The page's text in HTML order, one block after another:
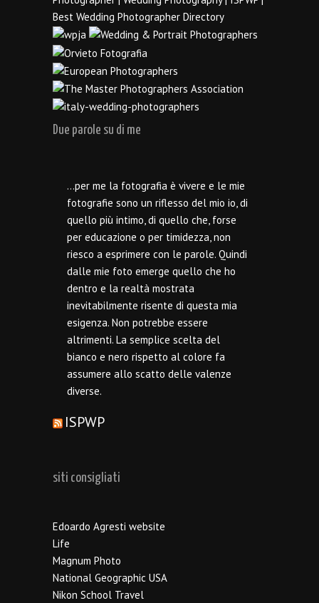
Due parole su di me
…per me la fotografia è vivere e le mie
fotografie sono un riflesso del mio io, di
quello più intimo, di quello che, forse
per educazione o per timidezza, non
riesco a esprimere con le parole. Quindi
dalle mie foto emerge quello che ho
dentro e la realtà mostrata
inevitabilmente risente di questa mia
esigenza. Non potrebbe essere
altrimenti. La semplice scelta del
bianco e nero rispetto al colore fa
assumere allo scatto delle valenze
diverse.
ISPWP
siti consigliati
Edoardo Agresti website
Life
Magnum Photo
National Geographic USA
Nikon School Travel